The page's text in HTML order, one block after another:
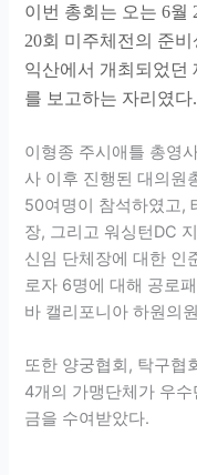
이번 총회는 오는 6월
20회 미주체전의 준
익산에서 개최되었던
를 보고하는 자리였다.
이형종 주시애틀 총영
사 이후 진행된 대의원
50여명이 참석하였고,
장, 그리고 워싱턴DC
신임 단체장에 대한 인
로자 6명에 대해 공로
바 캘리포니아 하원의
또한 양궁협회 , 탁구협
4개의 가맹단체가 우
금을 수여받았다.